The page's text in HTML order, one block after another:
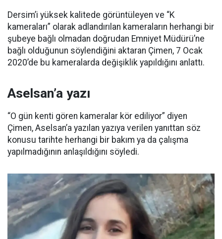
Dersim’i yüksek kalitede görüntüleyen ve “K
kameraları” olarak adlandırılan kameraların herhangi bir
şubeye bağlı olmadan doğrudan Emniyet Müdürü’ne
bağlı olduğunun söylendiğini aktaran Çimen, 7 Ocak
2020’de bu kameralarda değişiklik yapıldığını anlattı.
Aselsan’a yazı
“O gün kenti gören kameralar kör ediliyor” diyen
Çimen, Aselsan’a yazılan yazıya verilen yanıttan söz
konusu tarihte herhangi bir bakım ya da çalışma
yapılmadığının anlaşıldığını söyledi.